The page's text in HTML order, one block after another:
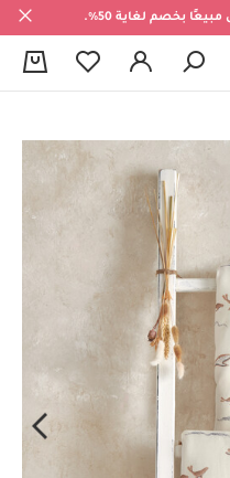
بخصم لغاية 50%.